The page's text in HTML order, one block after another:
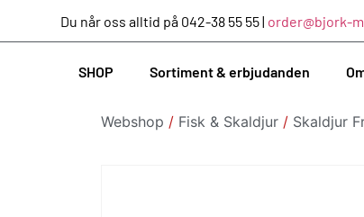
Du når oss alltid på 042-38 55 55 | order@bjork-
SHOP Sortiment & erbjudanden
Webshop / Fisk & Skaldjur / Skaldjur